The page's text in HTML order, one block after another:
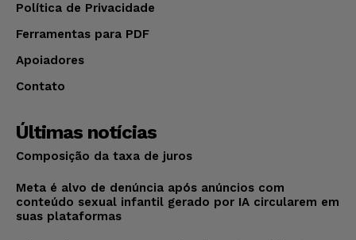
Política de Privacidade
Ferramentas para PDF
Apoiadores
Contato
Últimas notícias
Composição da taxa de juros
Meta é alvo de denúncia após anúncios com
conteúdo sexual infantil gerado por IA circularem em
suas plataformas